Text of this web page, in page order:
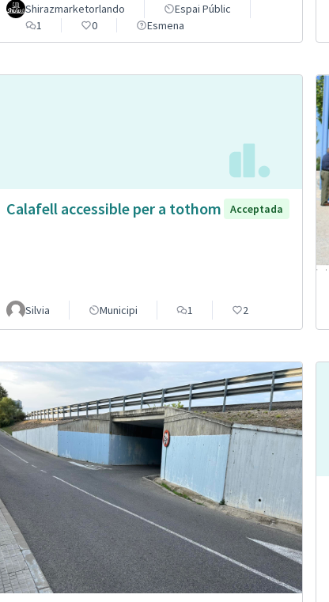
Shirazmarketorlando
Espai Públic
1
0 Esmena
Calafell accessible per a tothom Acceptada
Silvia Municipi 1 2